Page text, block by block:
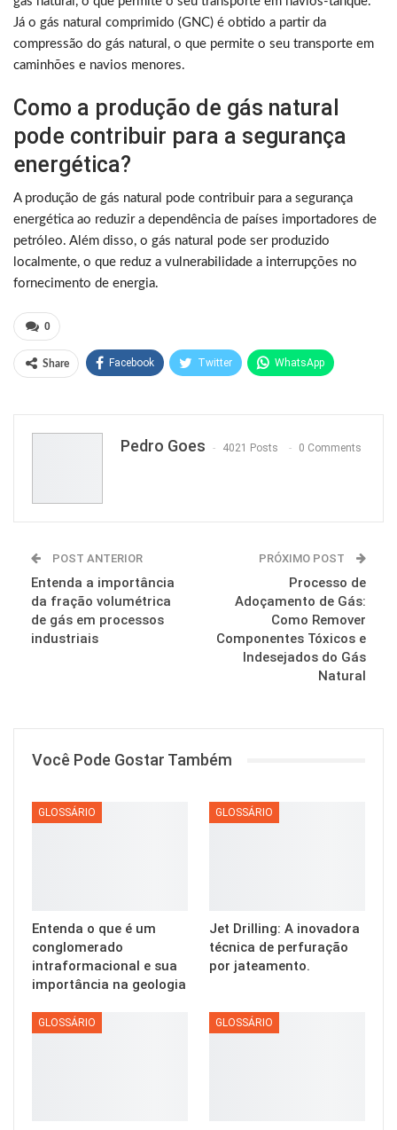
Já o gás natural comprimido (GNC) é obtido a partir da
compressão do gás natural, o que permite o seu transporte em
caminhões e navios menores.
Como a produção de gás natural
pode contribuir para a segurança
energética?
A produção de gás natural pode contribuir para a segurança
energética ao reduzir a dependência de países importadores de
petróleo. Além disso, o gás natural pode ser produzido
localmente, o que reduz a vulnerabilidade a interrupções no
fornecimento de energia.
0
Share Facebook Twitter WhatsApp
Pedro Goes 4021 Posts 0 Comments
POST ANTERIOR
Entenda a importância
da fração volumétrica
de gás em processos
industriais
PRÓXIMO POST
Processo de
Adoçamento de Gás:
Como Remover
Componentes Tóxicos e
Indesejados do Gás
Natural
Você Pode Gostar Também
GLOSSÁRIO
Entenda o que é um
conglomerado
intraformacional e sua
importância na geologia
GLOSSÁRIO
Jet Drilling: A inovadora
técnica de perfuração
por jateamento.
GLOSSÁRIO GLOSSÁRIO